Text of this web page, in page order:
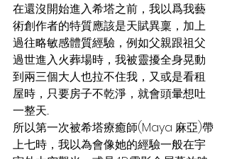
在還沒開始進入希塔之前，我以爲我藝
術創作者的特質應該是天賦異稟，加上
過往略敏感體質經驗，例如父親跟祖父
過世進入火葬場時，我被靈擾全身晃動
到兩三個大人也拉不住我，又或是看租
屋時，只要房子不乾淨，就會頭暈想吐
一整天...
所以第一次被希塔療癒師(Maya 麻亞)帶
上七時，我以為會像她的經驗一般在宇